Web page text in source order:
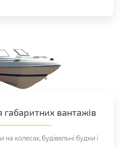
габаритних вантажів
колесах, будівельні будки і